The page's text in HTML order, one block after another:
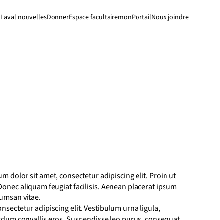
nouvellesDonnerEspace facultairemonPortailNous joindre
dolor sit amet, consectetur adipiscing elit. Proin ut
aliquam feugiat facilisis. Aenean placerat ipsum
vitae.
adipiscing elit. Vestibulum urna ligula,